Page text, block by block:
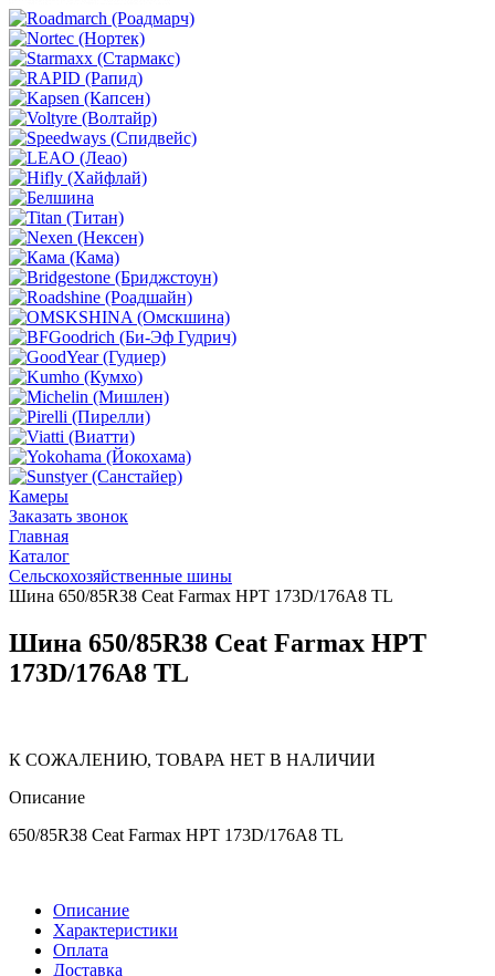
Камеры
Заказать звонок
Главная
Каталог
Сельскохозяйственные шины
Шина 650/85R38 Ceat Farmax HPT 173D/176A8 TL
Шина 650/85R38 Ceat Farmax HPT
173D/176A8 TL
К СОЖАЛЕНИЮ, ТОВАРА НЕТ В НАЛИЧИИ
Описание
650/85R38 Ceat Farmax HPT 173D/176A8 TL
Описание
Характеристики
Оплата
Доставка